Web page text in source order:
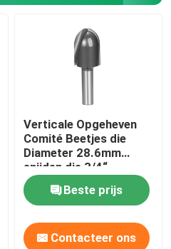
Verticale Opgeheven
Comité Beetjes die
Diameter 28.6mm
snijden die 3/4“
Voorraad voeden
Beste prijs
Contacteer ons